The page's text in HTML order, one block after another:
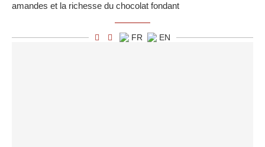
amandes et la richesse du chocolat fondant
FR EN